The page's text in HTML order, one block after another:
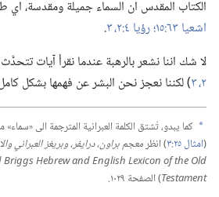
الكتاب المقدس ان السماء جميلة ومقدسة،‏
اشعيا ٦٣:‏١٥؛‏
رؤيا ٤:‏​٢،‏ ٣
‏.‏
لا شك اننا نشعر بالرهبة عندما نقرأ آيات
٢،‏ ٣ ‏)‏ لكننا نعجز نحن البشر عن فهمها بشكل كامل
a كما يبدو،‏ تُشتق الكلمة العبرانية المترجمة الى
(‏امثال ٢٥:‏٣ ‏)‏ انظرمعجم براون،‏ درايفر،‏ وبريغز العبراني
Hebrew and English Lexicon of the Old
Testament‏)‏ الصفحة ١٠٢٩.‏